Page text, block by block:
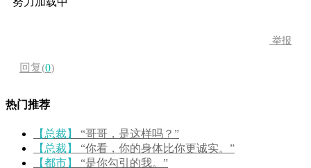
举报
回复(0)
热门推荐
【总裁】
“哥哥，是这样吗？”
【总裁】
“你看，你的身体比你更诚实。”
【都市】
“是你勾引的我。”